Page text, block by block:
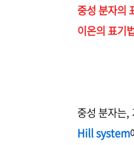
중성 분자의
이온의 표기
중성 분자는,
Hill system